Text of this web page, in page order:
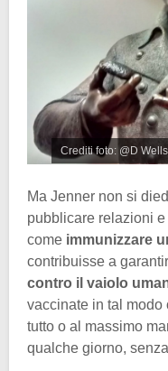
Crediti foto: @D
Ma Jenner non si
pubblicare relazioni
come immunizzare
contribuisse a
contro il vaiolo
vaccinate in tal modo
tutto o al massimo
qualche giorno,